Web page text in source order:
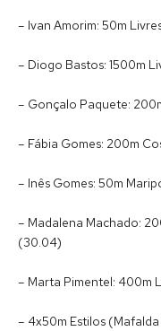
– Ivan Amorim: 50m
– Diogo Bastos: 1500m
– Gonçalo Paquete:
– Fábia Gomes: 200m
– Inês Gomes: 50m
– Madalena Machado:
(30.04)
– Marta Pimentel: 400m
– 4x50m Estilos